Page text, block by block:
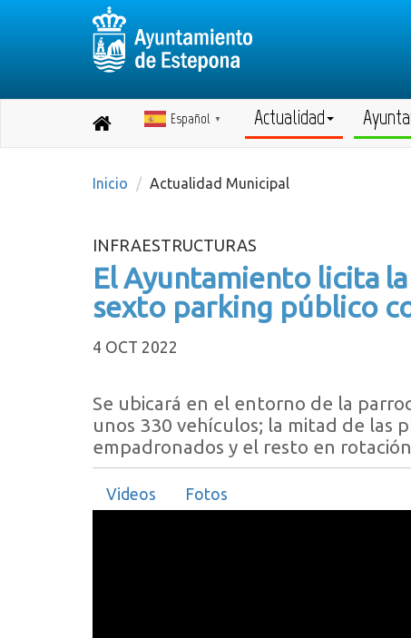
Destino:
inicio
Español ▼ Actualidad
Inicio Actualidad Municipal
INFRAESTRUCTURAS
El Ayuntamiento licita
sexto parking público
4 OCT 2022
Se ubicará en el entorno de la
unos 330 vehículos; la mitad de las
empadronados y el resto en
Videos Fotos